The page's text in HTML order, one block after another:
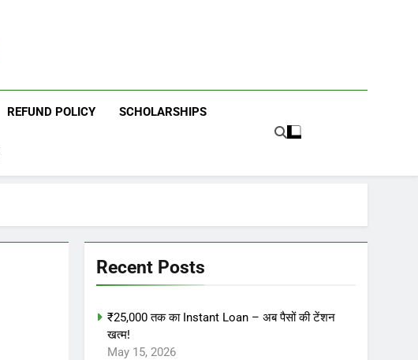
REFUND POLICY SCHOLARSHIPS
Recent Posts
₹25,000 तक का Instant Loan – अब पैसों की टेंशन
खत्म!
May 15, 2026